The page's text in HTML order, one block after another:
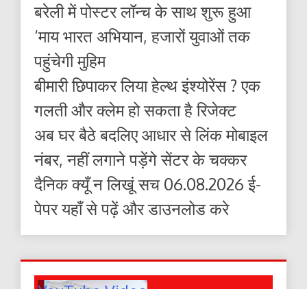
बरेली में पोस्टर लॉन्च के साथ शुरू हुआ
‘माय भारत अभियान, हजारों युवाओं तक
पहुंचेगी मुहिम
बीमारी छिपाकर लिया हेल्थ इंश्योरेंस ? एक
गलती और क्लेम हो सकता है रिजेक्ट
अब घर बैठे बदलिए आधार से लिंक मोबाइल
नंबर, नहीं लगाने पड़ेंगे सेंटर के चक्कर
दैनिक क्यूँ न लिखूं सच 06.08.2026 ई-
पेपर यहाँ से पढ़ें और डाउनलोड करे